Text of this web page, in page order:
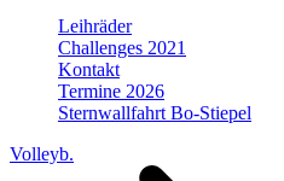
Leihräder
Challenges 2021
Kontakt
Termine 2026
Sternwallfahrt Bo-Stiepel
Volleyb.